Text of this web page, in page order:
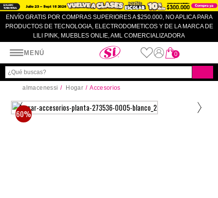
ENVÍO GRATIS POR COMPRAS SUPERIORES A $250.000, NO APLICA PARA
PRODUCTOS DE TECNOLOGIA, ELECTRODOMETICOS Y DE LA MARCA DE
LILI PINK, MUEBLES ONLIE, AML COMERCIALIZADORA
MENÚ
Almacenes SI
0
almacenessi Hogar Accesorios
60%